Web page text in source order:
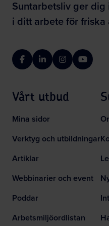
Suntarbetsliv ger
i ditt arbete för
FacebookLinkedInInstagramYouTube
Vårt utbud
Mina sidor
Verktyg och utbildningar
Artiklar
Webbinarier och event
Poddar
Arbetsmiljöordlistan